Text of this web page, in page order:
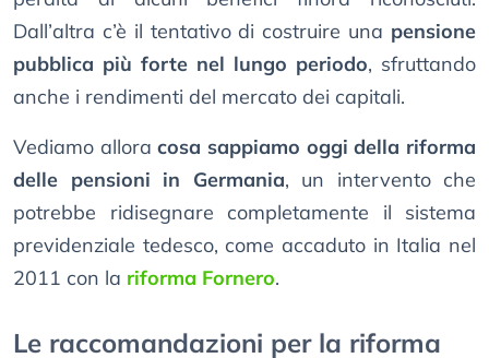
Dall’altra c’è il tentativo di costruire una pensione
pubblica più forte nel lungo periodo, sfruttando
anche i rendimenti del mercato dei capitali.
Vediamo alloracosa sappiamo oggi della riforma
delle pensioni in Germania, un intervento che
potrebbe ridisegnare completamente il sistema
previdenziale tedesco, come accaduto in Italia nel
2011 con la riforma Fornero.
Le raccomandazioni per la riforma